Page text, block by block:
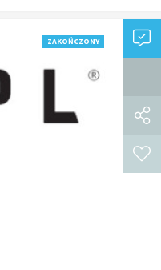
ZAKOŃCZONY